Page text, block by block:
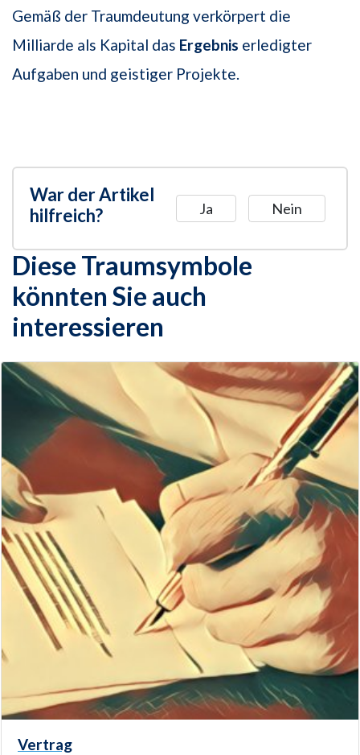
Gemäß der Traumdeutung verkörpert die
Milliarde als Kapital das Ergebnis erledigter
Aufgaben und geistiger Projekte.
War der Artikel
hilfreich?
Ja Nein
Diese Traumsymbole
könnten Sie auch
interessieren
Vertrag